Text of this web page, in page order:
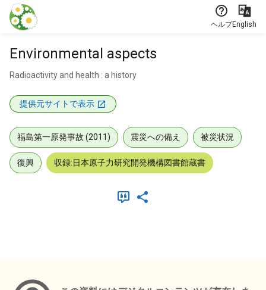
本文に飛ぶ
ヘルプEnglish
Environmental aspects
Radioactivity and health : a history
提供元サイトで表示
福島第一原発事故 (2011) 震災への備え 被災状況
復興 収録:日本原子力研究開発機構図書館蔵書